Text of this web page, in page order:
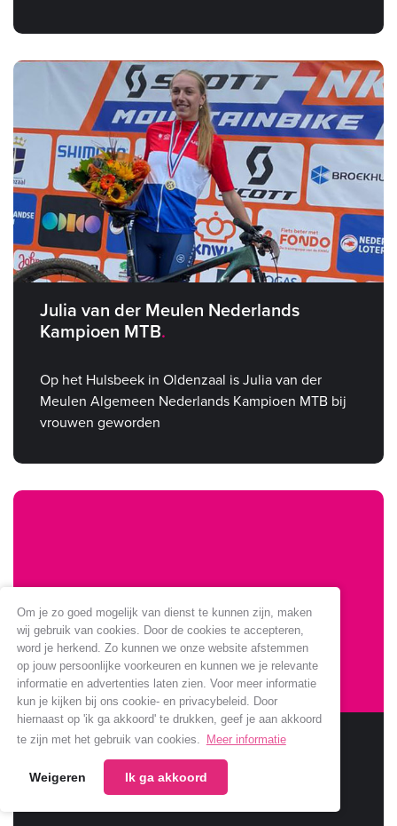
Om je zo goed mogelijk van dienst te kunnen zijn, maken
wij gebruik van cookies. Door de cookies te accepteren,
word je herkend. Zo kunnen we onze website afstemmen
op jouw persoonlijke voorkeuren en kunnen we je relevante
informatie en advertenties laten zien. Voor meer informatie
kun je kijken bij ons cookie- en privacybeleid. Door
hiernaast op 'ik ga akkoord' te drukken, geef je aan akkoord
te zijn met het gebruik van cookies.
Meer informatie
Weigeren Ik ga akkoord
Julia van der Meulen Nederlands
Kampioen MTB
Op het Hulsbeek in Oldenzaal is Julia van der
Meulen Algemeen Nederlands Kampioen MTB bij
vrouwen geworden
Sponsoring Jumbo verlengt
Jumbo verlengt samenwerking met onze club.